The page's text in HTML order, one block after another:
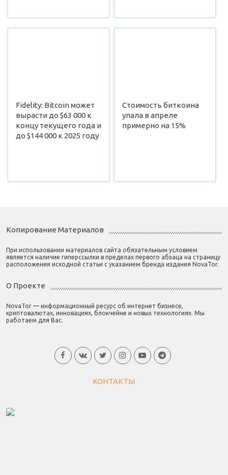
Fidelity: Bitcoin может
вырасти до $63 000 к
концу текущего года и
до $144 000 к 2025 году
Стоимость биткоина
упала в апреле
примерно на 15%
Копирование Материалов
При использовании материалов сайта обязательным условием
является наличие гиперссылки в пределах первого абзаца на страницу
расположения исходной статьи с указанием бренда издания NovaTor.
О Проекте
NovaTor — информационный ресурс об интернет бизнесе,
криптовалютах, инновациях, блокчейне и новых технологиях. Мы
работаем для Вас.
КОНТАКТЫ